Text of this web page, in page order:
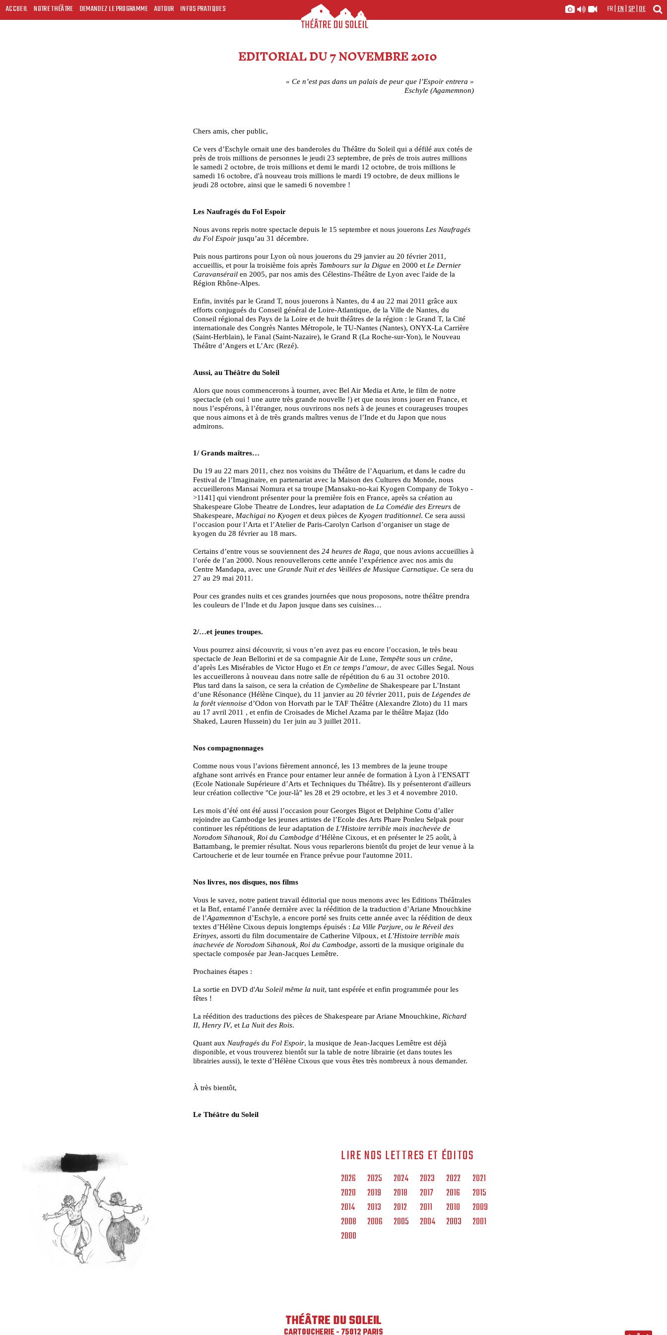
ACCUEIL NOTRE THÉÂTRE DEMANDEZ LE PROGRAMME AUTOUR INFOS PRATIQUES FR|EN|SP|DE
EDITORIAL DU 7 NOVEMBRE 2010
« Ce n’est pas dans un palais de peur que l’Espoir entrera »
Eschyle (Agamemnon)
Chers amis, cher public,
Ce vers d’Eschyle ornait une des banderoles du Théâtre du Soleil qui a défilé aux cotés de
près de trois millions de personnes le jeudi 23 septembre, de près de trois autres millions
le samedi 2 octobre, de trois millions et demi le mardi 12 octobre, de trois millions le
samedi 16 octobre, d'à nouveau trois millions le mardi 19 octobre, de deux millions le
jeudi 28 octobre, ainsi que le samedi 6 novembre !
Les Naufragés du Fol Espoir
Nous avons repris notre spectacle depuis le 15 septembre et nous jouerons Les Naufragés
du Fol Espoirjusqu’au 31 décembre.
Puis nous partirons pour Lyon où nous jouerons du 29 janvier au 20 février 2011,
accueillis, et pour la troisième fois après Tambours sur la Digueen 2000 et Le Dernier
Caravansérailen 2005, par nos amis des Célestins-Théâtre de Lyon avec l'aide de la
Région Rhône-Alpes.
Enfin, invités par le Grand T, nous jouerons à Nantes, du 4 au 22 mai 2011 grâce aux
efforts conjugués du Conseil général de Loire-Atlantique, de la Ville de Nantes, du
Conseil régional des Pays de la Loire et de huit théâtres de la région : le Grand T, la Cité
internationale des Congrès Nantes Métropole, le TU-Nantes (Nantes), ONYX-La Carrière
(Saint-Herblain), le Fanal (Saint-Nazaire), le Grand R (La Roche-sur-Yon), le Nouveau
Théâtre d’Angers et L’Arc (Rezé).
Aussi, au Théâtre du Soleil
Alors que nous commencerons à tourner, avec Bel Air Media et Arte, le film de notre
spectacle (eh oui ! une autre très grande nouvelle !) et que nous irons jouer en France, et
nous l’espérons, à l’étranger, nous ouvrirons nos nefs à de jeunes et courageuses troupes
que nous aimons et à de très grands maîtres venus de l’Inde et du Japon que nous
admirons.
1/ Grands maîtres…
Du 19 au 22 mars 2011, chez nos voisins du Théâtre de l’Aquarium, et dans le cadre du
Festival de l’Imaginaire, en partenariat avec la Maison des Cultures du Monde, nous
accueillerons Mansai Nomura et sa troupe [Mansaku-no-kai Kyogen Company de Tokyo -
>1141] qui viendront présenter pour la première fois en France, après sa création au
Shakespeare Globe Theatre de Londres, leur adaptation de La Comédie des Erreursde
Shakespeare, Machigai no Kyogen et deux pièces de Kyogen traditionnel. Ce sera aussi
l’occasion pour l’Arta et l’Atelier de Paris-Carolyn Carlson d’organiser un stage de
kyogen du 28 février au 18 mars.
Certains d’entre vous se souviennent des 24 heures de Raga, que nous avions accueillies à
l’orée de l’an 2000. Nous renouvellerons cette année l’expérience avec nos amis du
Centre Mandapa, avec une Grande Nuit et des Veillées de Musique Carnatique. Ce sera du
27 au 29 mai 2011.
Pour ces grandes nuits et ces grandes journées que nous proposons, notre théâtre prendra
les couleurs de l’Inde et du Japon jusque dans ses cuisines…
2/…et jeunes troupes.
Vous pourrez ainsi découvrir, si vous n’en avez pas eu encore l’occasion, le très beau
spectacle de Jean Bellorini et de sa compagnie Air de Lune, Tempête sous un crâne,
d’après Les Misérables de Victor Hugo et En ce temps l’amour, de avec Gilles Segal. Nous
les accueillerons à nouveau dans notre salle de répétition du 6 au 31 octobre 2010.
Plus tard dans la saison, ce sera la création de Cymbelinede Shakespeare par L’Instant
d’une Résonance (Hélène Cinque), du 11 janvier au 20 février 2011, puis de Légendes de
la forêt viennoised’Odon von Horvath par le TAF Théâtre (Alexandre Zloto) du 11 mars
au 17 avril 2011 , et enfin de Croisades de Michel Azama par le théâtre Majaz (Ido
Shaked, Lauren Hussein) du 1er juin au 3 juillet 2011.
Nos compagnonnages
Comme nous vous l’avions fièrement annoncé, les 13 membres de la jeune troupe
afghane sont arrivés en France pour entamer leur année de formation à Lyon à l’ENSATT
(Ecole Nationale Supérieure d’Arts et Techniques du Théâtre). Ils y présenteront d'ailleurs
leur création collective "Ce jour-là" les 28 et 29 octobre, et les 3 et 4 novembre 2010.
Les mois d’été ont été aussi l’occasion pour Georges Bigot et Delphine Cottu d’aller
rejoindre au Cambodge les jeunes artistes de l’Ecole des Arts Phare Ponleu Selpak pour
continuer les répétitions de leur adaptation de L’Histoire terrible mais inachevée de
Norodom Sihanouk, Roi du Cambodged’Hélène Cixous, et en présenter le 25 août, à
Battambang, le premier résultat. Nous vous reparlerons bientôt du projet de leur venue à la
Cartoucherie et de leur tournée en France prévue pour l'automne 2011.
Nos livres, nos disques, nos films
Vous le savez, notre patient travail éditorial que nous menons avec les Editions Théâtrales
et la Bnf, entamé l’année dernière avec la réédition de la traduction d’Ariane Mnouchkine
de l’Agamemnon d’Eschyle, a encore porté ses fruits cette année avec la réédition de deux
textes d’Hélène Cixous depuis longtemps épuisés : La Ville Parjure, ou le Réveil des
Erinyes, assorti du film documentaire de Catherine Vilpoux, et L’Histoire terrible mais
inachevée de Norodom Sihanouk, Roi du Cambodge, assorti de la musique originale du
spectacle composée par Jean-Jacques Lemêtre.
Prochaines étapes :
La sortie en DVD d'Au Soleil même la nuit, tant espérée et enfin programmée pour les
fêtes !
La réédition des traductions des pièces de Shakespeare par Ariane Mnouchkine, Richard
II, Henry IV, et La Nuit des Rois.
Quant aux Naufragés du Fol Espoir, la musique de Jean-Jacques Lemêtre est déjà
disponible, et vous trouverez bientôt sur la table de notre librairie (et dans toutes les
librairies aussi), le texte d’Hélène Cixous que vous êtes très nombreux à nous demander.
À très bientôt,
Le Théâtre du Soleil
LIRE NOS LETTRES ET ÉDITOS
2026 2025 2024 2023 2022
2021
2020
2019 2018 2017 2016
2015
2014
2013 2012 2011 2010
2009
2008
2006 2005 2004 2003
2001
2000
THÉÂTRE DU SOLEIL
CARTOUCHERIE - 75012 PARIS